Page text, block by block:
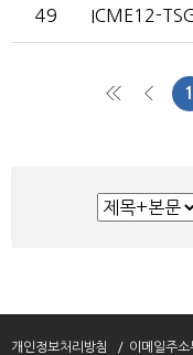
49 ICME12-
1
개인정보처리방침 이메일주